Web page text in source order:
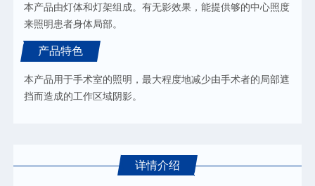
本产品由灯体和灯架组成。有无影效果，能提供够的中心照度
来照明患者身体局部。
产品特色
本产品用于手术室的照明，最大程度地减少由手术者的局部遮
挡而造成的工作区域阴影。
详情介绍